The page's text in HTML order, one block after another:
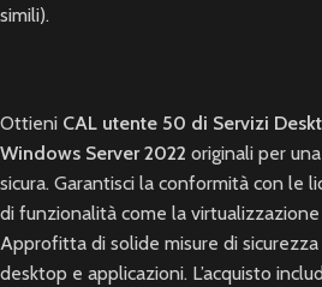
simili).
Ottieni CAL utente 50 di Servizi
Windows Server 2022 originali per
sicura. Garantisci la conformità con le
di funzionalità come la
Approfitta di solide misure di sicurezza
desktop e applicazioni. L’acquisto